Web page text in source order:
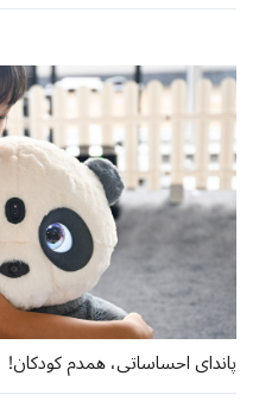
پاندای احساساتی، همدم کودکان!